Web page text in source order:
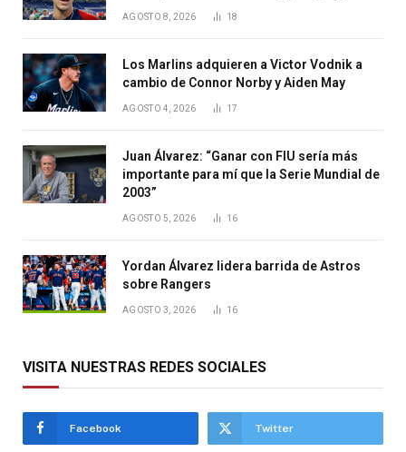
AGOSTO 8, 2026 18
Los Marlins adquieren a Victor Vodnik a
cambio de Connor Norby y Aiden May
AGOSTO 4, 2026 17
Juan Álvarez: “Ganar con FIU sería más
importante para mí que la Serie Mundial de
2003”
AGOSTO 5, 2026 16
Yordan Álvarez lidera barrida de Astros
sobre Rangers
AGOSTO 3, 2026 16
VISITA NUESTRAS REDES SOCIALES
Facebook Twitter